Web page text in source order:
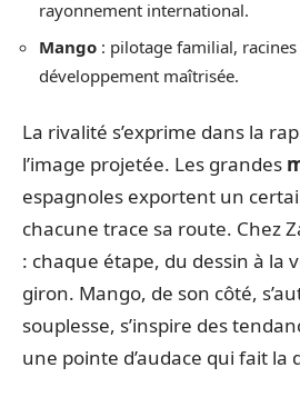
rayonnement international.
Mango : pilotage familial,
développement maîtrisée.
La rivalité s’exprime dans la
l’image projetée. Les grandes
espagnoles exportent un
chacune trace sa route. Chez
: chaque étape, du dessin à la
giron. Mango, de son côté,
souplesse, s’inspire des
une pointe d’audace qui fait la